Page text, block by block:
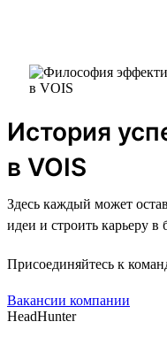
История
в VOIS
Здесь каждый может
идеи и строить карьеру
Присоединяйтесь к
Вакансии компании
HeadHunter